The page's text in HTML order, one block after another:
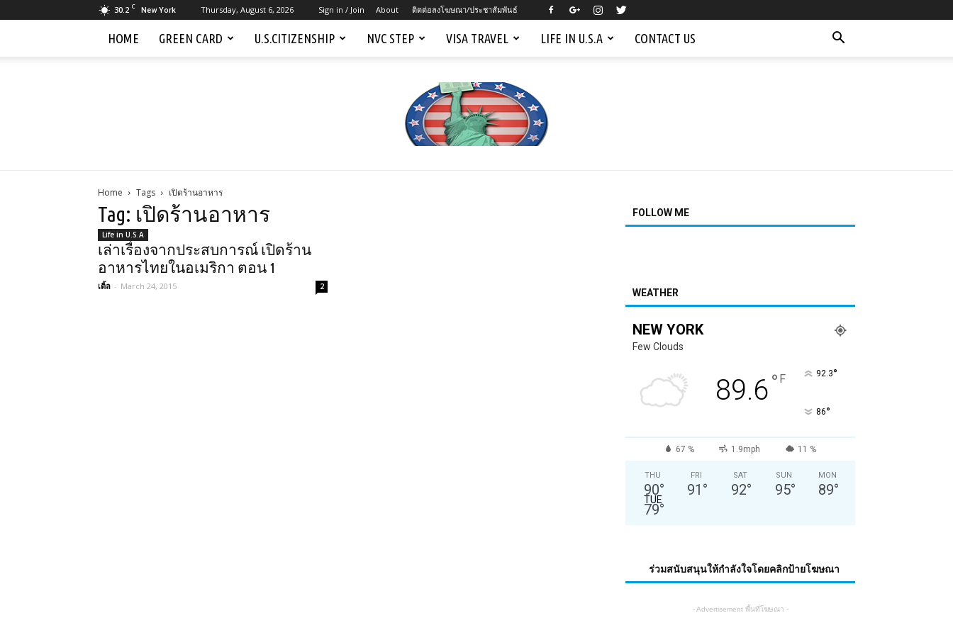
30.2 C New York Thursday, August 6, 2026 Sign in / Join About ติดต่อลงโฆษณา/ประชาสัมพันธ์
HOME GREEN CARD U.S.CITIZENSHIP NVC STEP VISA TRAVEL LIFE IN U.S.A CONTACT US
Home Tags เปิดร้านอาหาร
Tag: เปิดร้านอาหาร
Life in U.S.A
เล่าเรื่องจากประสบการณ์ เปิดร้าน
อาหารไทยในอเมริกา ตอน 1
เติ้ล - March 24, 2015 2
FOLLOW ME
WEATHER
NEW YORK
Few Clouds
89.6° F 92.3°
86°
67 % 1.9mph 11 %
THU
90°
FRI
91 °
SAT
92°
SUN
95°
MON
89°
TUE
79°
ร่วมสนับสนุนให้กำลังใจโดยคลิกป้ายโฆษณา
- Advertisement พื้นที่โฆษณา -